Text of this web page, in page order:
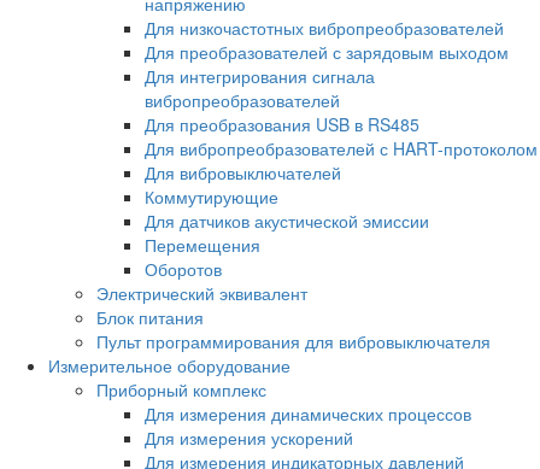
Для низкочастотных вибропреобразователей
Для преобразователей с зарядовым выходом
Для интегрирования сигнала
вибропреобразователей
Для преобразования USB в RS485
Для вибропреобразователей с HART-протоколом
Для вибровыключателей
Коммутирующие
Для датчиков акустической эмиссии
Перемещения
Оборотов
Электрический эквивалент
Блок питания
Пульт программирования для вибровыключателя
Измерительное оборудование
Приборный комплекс
Для измерения динамических процессов
Для измерения ускорений
Для измерения индикаторных давлений